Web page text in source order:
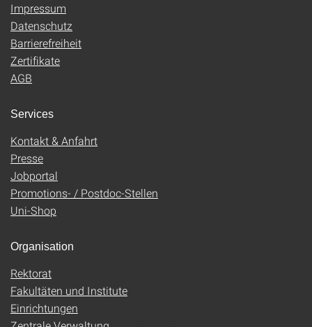
Impressum
Datenschutz
Barrierefreiheit
Zertifikate
AGB
Services
Kontakt & Anfahrt
Presse
Jobportal
Promotions- / Postdoc-Stellen
Uni-Shop
Organisation
Rektorat
Fakultäten und Institute
Einrichtungen